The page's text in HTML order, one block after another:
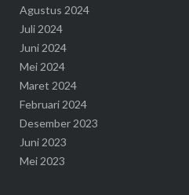
Agustus 2024
Juli 2024
Juni 2024
Mei 2024
Maret 2024
Februari 2024
Desember 2023
Juni 2023
Mei 2023